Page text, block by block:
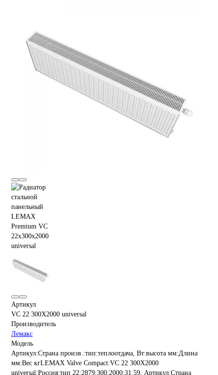
Артикул
VC 22 300X2000 universal
Производитель
Лемакс
Модель
Артикул:Страна произв.:тип:теплоотдача, Вт:высота мм:Длина
мм:Вес кгLEMAX Valve Compact:VC 22 300X2000
universal:Россия:тип 22:2879:300:2000:31,59, Артикул:Страна